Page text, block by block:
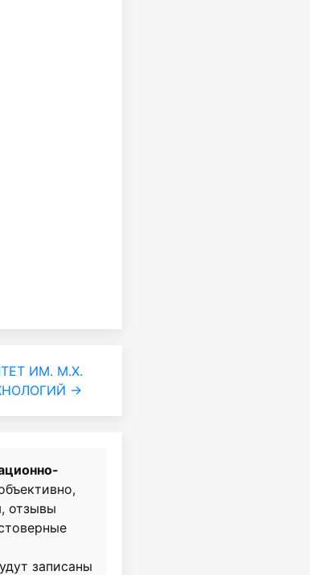
ИМ. М.Х.
→
отзывы
записаны